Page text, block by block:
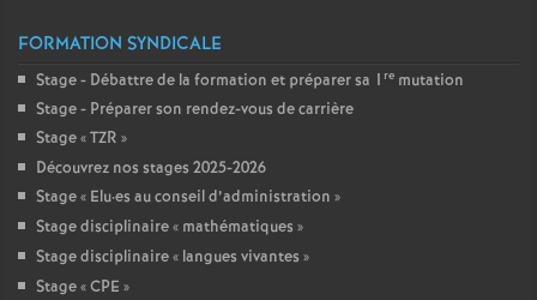
FORMATION SYNDICALE
Stage - Débattre de la formation et préparer sa 1 re mutation
Stage - Préparer son rendez-vous de carrière
Stage «TZR »
Découvrez nos stages 2025-2026
Stage « Elu·es au conseil d’administration »
Stage disciplinaire « mathématiques »
Stage disciplinaire « langues vivantes »
Stage «CPE »